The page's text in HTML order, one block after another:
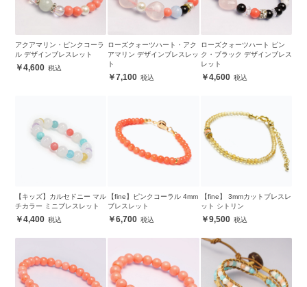
アクアマリン・ピンクコーラ
ル デザインブレスレット
4,600
ローズクォーツハート・アク
アマリン デザインブレスレッ
ト
7,100
ローズクォーツハート ピン
ク・ブラック デザインブレス
レット
4,600
【キッズ】カルセドニー マル
チカラー ミニブレスレット
4,400
【fine】ピンクコーラル 4mm
ブレスレット
6,700
【fine】 3mmカットブレスレ
ット シトリン
9,500